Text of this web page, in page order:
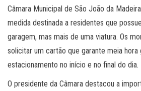
Câmara Municipal de São João da
medida destinada a residentes que
garagem, mas mais de uma viatura. Os
solicitar um cartão que garante meia hora
estacionamento no início e no final do dia.
O presidente da Câmara destacou a